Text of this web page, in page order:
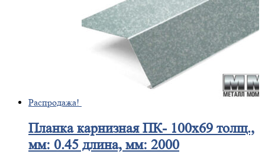
Распродажа!
Планкакарнизная ПК- 100х69 толщ.,
мм: 0.45 длина, мм: 2000